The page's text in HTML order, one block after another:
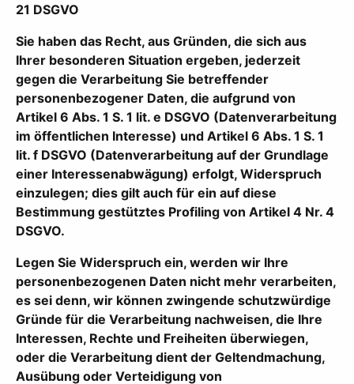
21 DSGVO
Sie haben das Recht, aus Gründen, die sich aus
Ihrer besonderen Situation ergeben, jederzeit
gegen die Verarbeitung Sie betreffender
personenbezogener Daten, die aufgrund von
Artikel 6 Abs. 1 S. 1 lit. e DSGVO (Datenverarbeitung
im öffentlichen Interesse) und Artikel 6 Abs. 1 S. 1
lit. f DSGVO (Datenverarbeitung auf der Grundlage
einer Interessenabwägung) erfolgt, Widerspruch
einzulegen; dies gilt auch für ein auf diese
Bestimmung gestütztes Profiling von Artikel 4 Nr. 4
DSGVO.
Legen Sie Widerspruch ein, werden wir Ihre
personenbezogenen Daten nicht mehr verarbeiten,
es sei denn, wir können zwingende schutzwürdige
Gründe für die Verarbeitung nachweisen, die Ihre
Interessen, Rechte und Freiheiten überwiegen,
oder die Verarbeitung dient der Geltendmachung,
Ausübung oder Verteidigung von